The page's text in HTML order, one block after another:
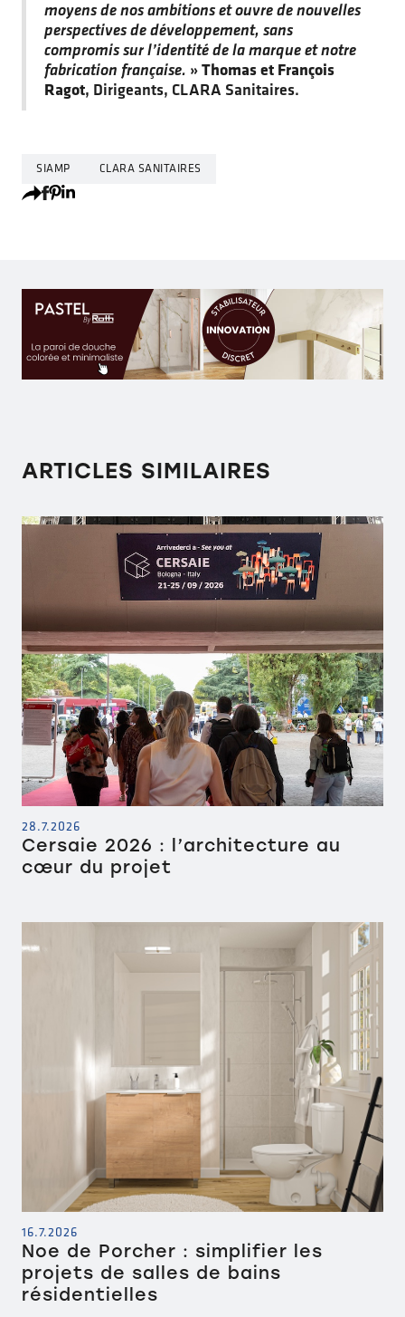
moyens de nos ambitions et ouvre de nouvelles
perspectives de développement, sans
compromis sur l’identité de la marque et notre
fabrication française. » Thomas et François
Ragot, Dirigeants, CLARA Sanitaires.
SIAMP CLARA SANITAIRES
ARTICLES SIMILAIRES
28.7.2026
Cersaie 2026 : l’architecture au
cœur du projet
16.7.2026
Noe de Porcher : simplifier les
projets de salles de bains
résidentielles